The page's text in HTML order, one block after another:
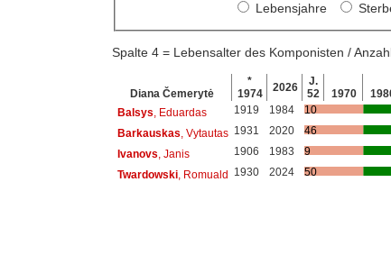
Lebensjahre
Spalte 4 = Lebensalter des Komponisten /
Diana Čemerytė
*
1974
2026
J.
52
1970
Balsys , Eduardas 1919 1984
10
Barkauskas , Vytautas 1931 2020
46
Ivanovs , Janis 1906 1983
9
Twardowski, Romuald 1930 2024 50